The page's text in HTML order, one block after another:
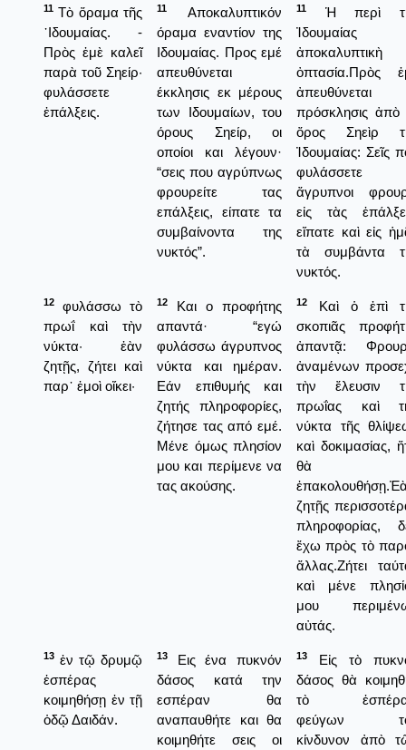
11 Τὸ ὅραμα τῆς
᾿Ιδουμαίας. -
Πρὸς ἐμὲ καλεῖ
παρὰ τοῦ Σηείρ·
φυλάσσετε
ἐπάλξεις.
11
Αποκαλυπτικόν
όραμα εναντίον της
Ιδουμαίας. Προς εμέ
απευθύνεται
έκκλησις εκ μέρους
των Ιδουμαίων, του
όρους Σηείρ, οι
οποίοι και λέγουν·
“σεις που αγρύπνως
φρουρείτε τας
επάλξεις, είπατε τα
συμβαίνοντα της
νυκτός”.
11
Ἡ περὶ
Ἰδουμαίας
ἀποκαλυπτικὴ
ὀπτασία.Πρὸς
ἀπευθύνεται
πρόσκλησις ἀπὸ
ὄρος Σηεὶρ
Ἰδουμαίας: Σεῖς
φυλάσσετε
ἄγρυπνοι
εἰς τὰς
εἴπατε καὶ εἰς
τὰ συμβάντα
νυκτός.
12
φυλάσσω τὸ
πρωΐ καὶ τὴν
νύκτα· ἐὰν
ζητῇς, ζήτει καὶ
παρ᾿ ἐμοὶ οἴκει·
12
Και ο προφήτης
απαντά· “εγώ
φυλάσσω άγρυπνος
νύκτα και ημέραν.
Εάν επιθυμής και
ζητής πληροφορίες,
ζήτησε τας από εμέ.
Μένε όμως πλησίον
μου και περίμενε να
τας ακούσης.
12
Καὶ ὁ ἐπὶ
σκοπιᾶς
ἀπαντᾷ:
ἀναμένων
τὴν ἔλευσιν
πρωΐας καὶ
νύκτα τῆς
καὶ δοκιμασίας,
θὰ
ζητῇς
πληροφορίας,
ἔχω πρὸς τὸ
ἄλλας.Ζήτει
καὶ μένε
μου
αὐτάς.
13 ἐν τῷ δρυμῷ
ἑσπέρας
κοιμηθήσῃ ἐν τῇ
ὁδῷ Δαιδάν.
13
Εις ένα πυκνόν
δάσος κατά την
εσπέραν θα
αναπαυθήτε και θα
κοιμηθήτε σεις οι
13
Εἰς τὸ
δάσος θὰ
τὸ
φεύγων
κίνδυνον ἀπὸ